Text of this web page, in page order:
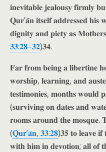
𝐢𝐧𝐞𝐯𝐢𝐭𝐚𝐛𝐥𝐞 𝐣𝐞𝐚𝐥𝐨𝐮𝐬𝐲 𝐟𝐢𝐫𝐦𝐥𝐲
𝐐𝐮𝐫’𝐚̄𝐧 𝐢𝐭𝐬𝐞𝐥𝐟 𝐚𝐝𝐝𝐫𝐞𝐬𝐬𝐞𝐝
𝐝𝐢𝐠𝐧𝐢𝐭𝐲 𝐚𝐧𝐝 𝐩𝐢𝐞𝐭𝐲 𝐚𝐬
𝟑𝟑:𝟐𝟖–𝟑𝟐)𝟑𝟒.
𝐅𝐚𝐫 𝐟𝐫𝐨𝐦 𝐛𝐞𝐢𝐧𝐠 𝐚 𝐥𝐢𝐛𝐞𝐫𝐭𝐢𝐧𝐞
𝐰𝐨𝐫𝐬𝐡𝐢𝐩, 𝐥𝐞𝐚𝐫𝐧𝐢𝐧𝐠, 𝐚𝐧𝐝
𝐭𝐞𝐬𝐭𝐢𝐦𝐨𝐧𝐢𝐞𝐬, 𝐦𝐨𝐧𝐭𝐡𝐬 𝐰𝐨𝐮𝐥𝐝
(𝐬𝐮𝐫𝐯𝐢𝐯𝐢𝐧𝐠 𝐨𝐧 𝐝𝐚𝐭𝐞𝐬 𝐚𝐧𝐝
𝐫𝐨𝐨𝐦𝐬 𝐚𝐫𝐨𝐮𝐧𝐝 𝐭𝐡𝐞 𝐦𝐨𝐬𝐪𝐮𝐞.
(𝐐𝐮𝐫’𝐚̄𝐧, 𝟑𝟑:𝟐𝟖)𝟑𝟓 𝐭𝐨 𝐥𝐞𝐚𝐯𝐞
𝐰𝐢𝐭𝐡 𝐡𝐢𝐦 𝐢𝐧 𝐝𝐞𝐯𝐨𝐭𝐢𝐨𝐧; 𝐚𝐥𝐥